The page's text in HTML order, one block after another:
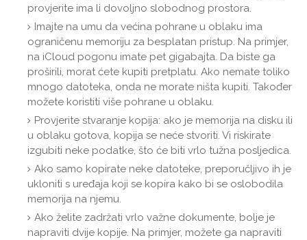
provjerite ima li dovoljno slobodnog prostora.
Imajte na umu da većina pohrane u oblaku ima
ograničenu memoriju za besplatan pristup. Na primjer,
na iCloud pogonu imate pet gigabajta. Da biste ga
proširili, morat ćete kupiti pretplatu. Ako nemate toliko
mnogo datoteka, onda ne morate ništa kupiti. Također
možete koristiti više pohrane u oblaku.
Provjerite stvaranje kopija: ako je memorija na disku ili
u oblaku gotova, kopija se neće stvoriti. Vi riskirate
izgubiti neke podatke, što će biti vrlo tužna posljedica.
Ako samo kopirate neke datoteke, preporučljivo ih je
ukloniti s uređaja koji se kopira kako bi se oslobodila
memorija na njemu.
Ako želite zadržati vrlo važne dokumente, bolje je
napraviti dvije kopije. Na primjer, možete ga napraviti